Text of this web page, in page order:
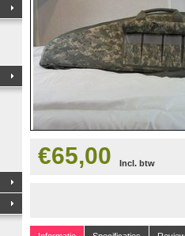
€65,00 Incl. btw